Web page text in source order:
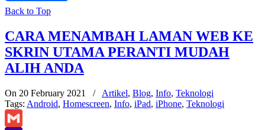
Back to Top
CARA MENAMBAH LAMAN WEB KE
SKRIN UTAMA PERANTI MUDAH
ALIH ANDA
On 20 February 2021 / Artikel, Blog, Info, Teknologi
Tags: Android, Homescreen, Info, iPad, iPhone, Teknologi